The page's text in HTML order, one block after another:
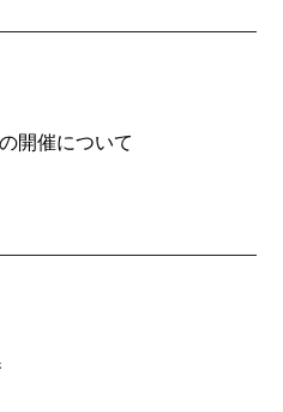
の開催について
隊いざ見参